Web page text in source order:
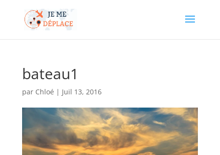
bateau1
par Chloé | Juil 13, 2016